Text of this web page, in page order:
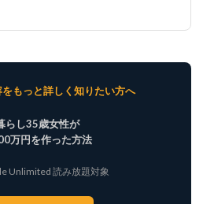
もっと詳しく知りたい方へ
らし35歳女性が
万円を作った方法
Unlimited 読み放題対象